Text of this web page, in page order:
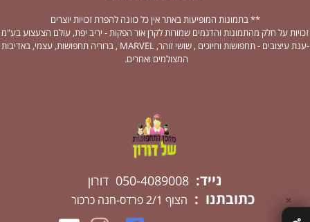
** בתמונות המופיעות באתר אין כל כוונה להפרת זכויות יוצרים
זכויות על חלק מהתמונות והדגמים שמורות לקרן אור הפקות - יריב יפת, עולם הצעצוע בע"מ
-ענת עיצובים - תחפושות וחיוכים , שושי זוהר, MARVEL , ברוריה תחפושות, עצמי, באדיבות
המצולמים ואחרים.
נייד: 050-4089008 דורון
כתובתנו : הצוף 2/1 פרדס-חנה כרכור ✕